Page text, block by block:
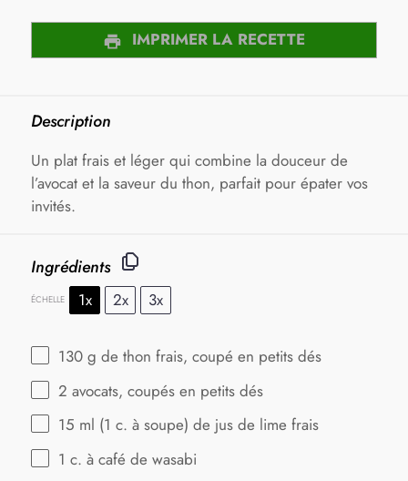
IMPRIMER LA RECETTE
Description
Un plat frais et léger qui combine la douceur de
l’avocat et la saveur du thon, parfait pour épater vos
invités.
Ingrédients
ÉCHELLE 1x 2x 3x
130 g de thon frais, coupé en petits dés
2 avocats, coupés en petits dés
15 ml (1 c. à soupe) de jus de lime frais
1 c. à café de wasabi